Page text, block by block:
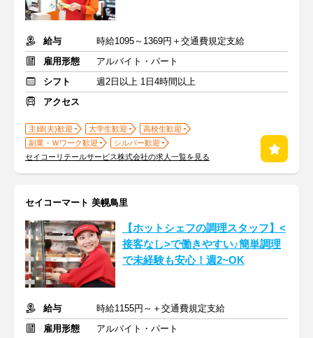
給与
時給1095～1369円＋交通費規定支給
雇用形態
アルバイト・パート
シフト
週2日以上 1日4時間以上
アクセス
主婦(夫)歓迎 大学生歓迎
高校生歓迎
副業・Ｗワーク歓迎
シルバー歓迎
セイコーリテールサービス株式会社の求人一覧を見る
セイコーマート 美幌鳥里
【ホットシェフの調理スタッフ】<
接客なし>で働きやすい♪簡単調理
で未経験も安心！週2~OK
給与
時給1155円～＋交通費規定支給
雇用形態
アルバイト・パート